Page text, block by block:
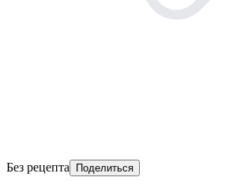
Без рецепта Поделиться